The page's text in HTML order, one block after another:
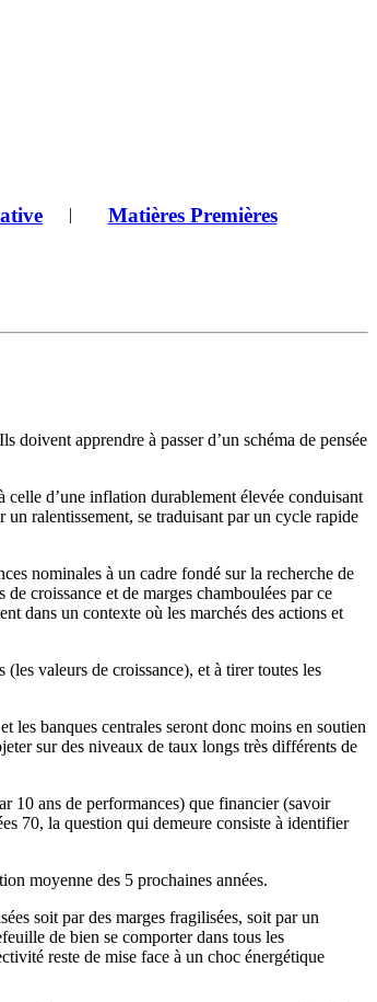
| Matières Premières
doivent apprendre à passer d’un schéma de pensée
celle d’une inflation durablement élevée conduisant
un ralentissement, se traduisant par un cycle rapide
nominales à un cadre fondé sur la recherche de
croissance et de marges chamboulées par ce
dans un contexte où les marchés des actions et
valeurs de croissance), et à tirer toutes les
les banques centrales seront donc moins en soutien
sur des niveaux de taux longs très différents de
10 ans de performances) que financier (savoir
70, la question qui demeure consiste à identifier
moyenne des 5 prochaines années.
soit par des marges fragilisées, soit par un
de bien se comporter dans tous les
reste de mise face à un choc énergétique